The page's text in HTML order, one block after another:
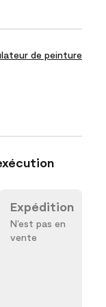
de peinture
Expédition
N’est pas en
vente